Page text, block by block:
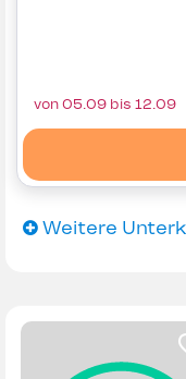
von 05.09 bis 12.09
Weitere